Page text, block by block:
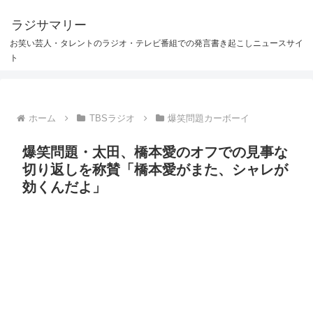
ラジサマリー
お笑い芸人・タレントのラジオ・テレビ番組での発言書き起こしニュースサイ
ト
ホーム TBSラジオ 爆笑問題カーボーイ
爆笑問題・太田、橋本愛のオフでの見事な
切り返しを称賛「橋本愛がまた、シャレが
効くんだよ」